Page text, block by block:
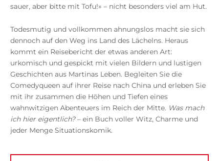
sauer, aber bitte mit Tofu!» – nicht besonders viel am Hut.
Todesmutig und vollkommen ahnungslos macht sie sich
dennoch auf den Weg ins Land des Lächelns. Heraus
kommt ein Reisebericht der etwas anderen Art:
urkomisch und gespickt mit vielen Bildern und lustigen
Geschichten aus Martinas Leben. Begleiten Sie die
Comedyqueen auf ihrer Reise nach China und erleben Sie
mit ihr zusammen die Höhen und Tiefen eines
wahnwitzigen Abenteuers im Reich der Mitte. Was mach
ich hier eigentlich?– ein Buch voller Witz, Charme und
jeder Menge Situationskomik.